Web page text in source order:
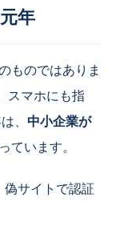
年
ものではありま
スマホにも指
、 中小企業が
ています。
偽サイトで認証